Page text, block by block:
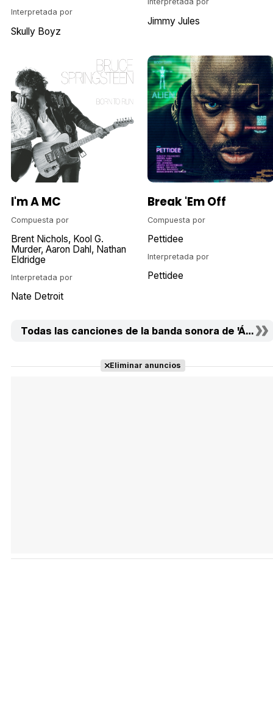
Interpretada por
Skully Boyz
Jimmy Jules
I'm A MC
Compuesta por
Brent Nichols Kool G.
Murder Aaron Dahl Nathan
Eldridge
Interpretada por
Nate Detroit
Break 'Em Off
Compuesta por
Pettidee
Interpretada por
Pettidee
Todas las canciones de la banda sonora de 'Ángel
Eliminar anuncios